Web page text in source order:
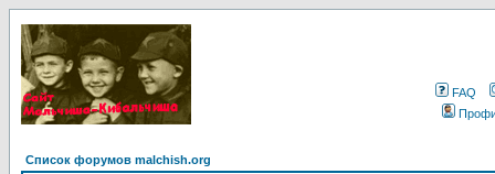
FAQ
Список форумов malchish.org